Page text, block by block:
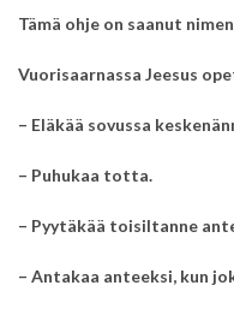
Tämä ohje on saanut
Vuorisaarnassa Jeesus
– Eläkää sovussa
– Puhukaa totta.
– Pyytäkää toisiltanne
– Antakaa anteeksi, kun